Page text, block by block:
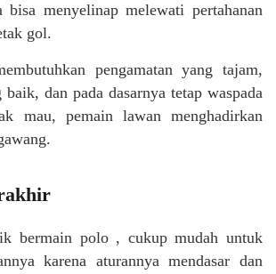
bisa menyelinap melewati pertahanan
gol.
pengamatan yang tajam,
dan pada dasarnya tetap waspada
mau, pemain lawan menghadirkan
bermain polo , cukup mudah untuk
karena aturannya mendasar dan